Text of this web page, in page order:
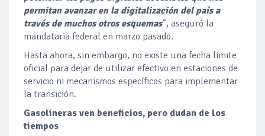
permitan avanzar en la digitalización del país a
través de muchos otros esquemas”, aseguró la
mandataria federal en marzo pasado.
Hasta ahora, sin embargo, no existe una fecha límite
oficial para dejar de utilizar efectivo en estaciones de
servicio ni mecanismos específicos para implementar
la transición.
Gasolineras ven beneficios, pero dudan de los
tiempos